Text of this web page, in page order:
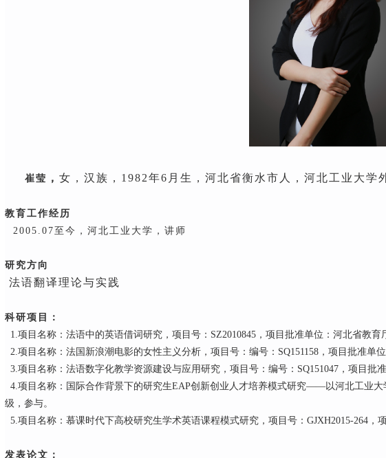
崔莹 ， 女 ， 汉族 ， 1982年6月 生， 河北省衡水市 人，河北工业大学
教育工作经历
2005.07至今，河北工业大学，讲师
研究方向
法语翻译理论与实践
科研项目：
1.项目名称：法语中的英语借词研究，项目号：SZ2010845，项目批准单位：河北省教育
2. 项目名称：法国新浪潮电影的女性主义分析，项目号：编号：SQ151158，项目批准单
3. 项目名称：法语数字化教学资源建设与应用研究，项目号：编号：SQ151047，项目批
4. 项目名称：国际合作背景下的研究生EAP创新创业人才培养模式研究——以河北工业大
级，参与。
5. 项目名称：慕课时代下高校研究生学术英语课程模式研究，项目号：GJXH2015-264，
发表论文：